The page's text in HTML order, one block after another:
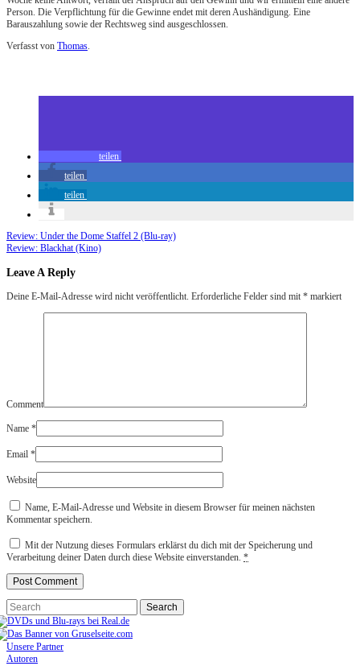
Person. Die Verpflichtung für die Gewinne endet mit deren Aushändigung. Eine
Barauszahlung sowie der Rechtsweg sind ausgeschlossen.
Verfasst von Thomas.
teilen
teilen
teilen
Review: Under the Dome Staffel 2 (Blu-ray)
Review: Blackhat (Kino)
Leave A Reply
Deine E-Mail-Adresse wird nicht veröffentlicht. Erforderliche Felder sind mit * markiert
Comment
Name *
Email *
Website
Name, E-Mail-Adresse und Website in diesem Browser für meinen nächsten
Kommentar speichern.
Mit der Nutzung dieses Formulars erklärst du dich mit der Speicherung und
Verarbeitung deiner Daten durch diese Website einverstanden. *
Unsere Partner
Autoren